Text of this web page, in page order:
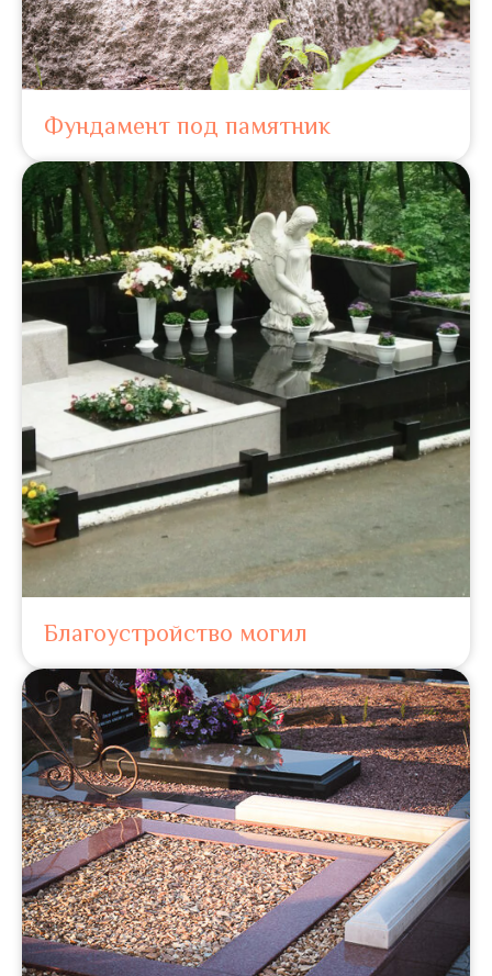
Фундамент под памятник
Благоустройство могил